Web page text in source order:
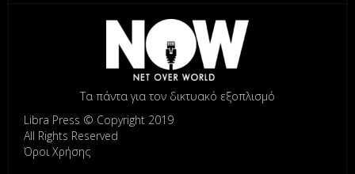
Τα πάντα για τον δικτυακό εξοπλισμό
Libra Press © Copyright 2019
All Rights Reserved
Όροι Χρήσης